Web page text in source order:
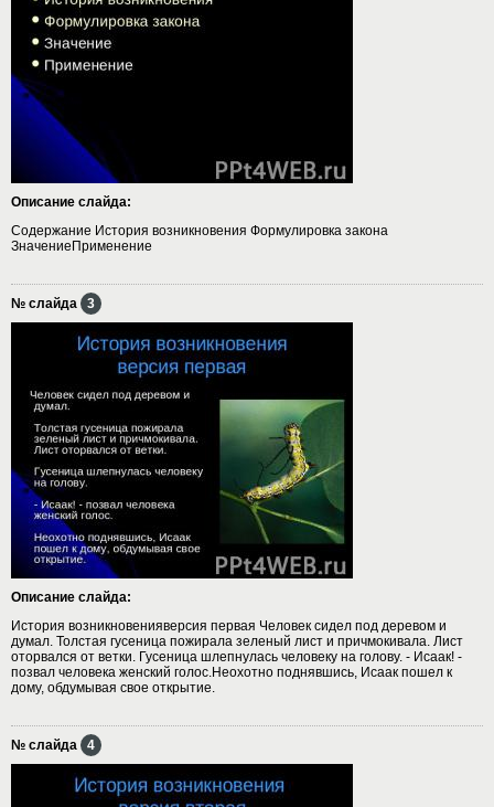
Описание слайда:
Содержание История возникновения Формулировка закона
ЗначениеПрименение
№ слайда 3
Описание слайда:
История возникновенияверсия первая Человек сидел под деревом и
думал. Толстая гусеница пожирала зеленый лист и причмокивала. Лист
оторвался от ветки. Гусеница шлепнулась человеку на голову. - Исаак! -
позвал человека женский голос.Неохотно поднявшись, Исаак пошел к
дому, обдумывая свое открытие.
№ слайда 4